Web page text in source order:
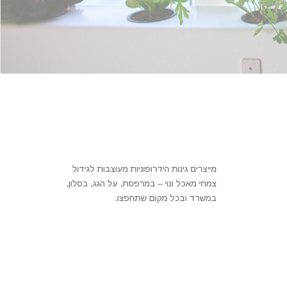
מייצרים גינות הידרופוניות מעוצבות לגידול
צמחי מאכל ונוי – במרפסת, על הגג, בסלון,
במשרד ובכל מקום שתחפצו.